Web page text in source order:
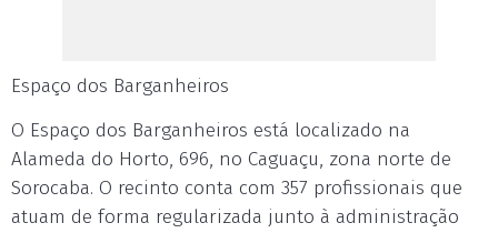
Espaço dos Barganheiros
O Espaço dos Barganheiros está localizado na
Alameda do Horto, 696, no Caguaçu, zona norte de
Sorocaba. O recinto conta com 357 profissionais que
atuam de forma regularizada junto à administração